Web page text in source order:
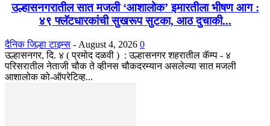
उल्हासनगरातील सात मजली ‘आशालोक’ इमारतीला भीषण आग :
४९ फ्लॅटधारकांची सुखरूप सुटका, आठ दुचाकी...
दैनिक जिल्हा टाइम्स - August 4, 2026 0
उल्हासनगर, दि. ४ ( प्रमोद दळवी ) : उल्हासनगर शहरातील कॅम्प - ४
परिसरातील नेताजी चौक ते व्हीनस चौकदरम्यान असलेल्या सात मजली
आशालोक को-ऑपरेटिव्ह...